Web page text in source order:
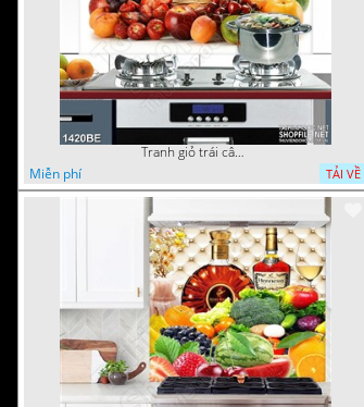
Tranh giỏ trái cây tươi trên bàn treo bếp
Miễn phí
TẢI VỀ